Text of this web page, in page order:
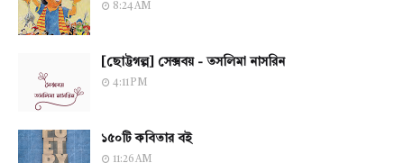
8:24 AM
[ছোট্টগল্প] সেক্সবয় - তসলিমা নাসরিন
4:11 PM
১৫০টি কবিতার বই
11:26 AM